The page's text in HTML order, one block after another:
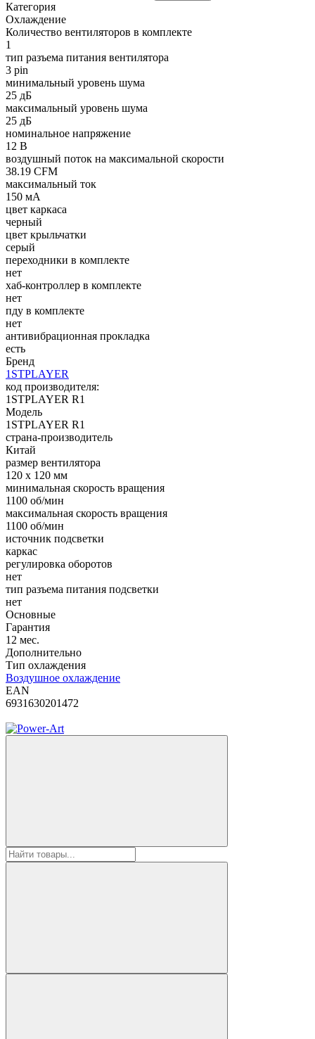
Категория
Охлаждение
Количество вентиляторов в комплекте
1
тип разъема питания вентилятора
3 pin
минимальный уровень шума
25 дБ
макcимальный уровень шума
25 дБ
номинальное напряжение
12 В
воздушный поток на максимальной скорости
38.19 CFM
максимальный ток
150 мА
цвет каркаса
черный
цвет крыльчатки
серый
переходники в комплекте
нет
хаб-контроллер в комплекте
нет
пду в комплекте
нет
антивибрационная прокладка
есть
Бренд
1STPLAYER
код производителя:
1STPLAYER R1
Модель
1STPLAYER R1
страна-производитель
Китай
размер вентилятора
120 x 120 мм
минимальная скорость вращения
1100 об/мин
максимальная скорость вращения
1100 об/мин
источник подсветки
каркас
регулировка оборотов
нет
тип разъема питания подсветки
нет
Основные
Гарантия
12 мес.
Дополнительно
Тип охлаждения
Воздушное охлаждение
EAN
6931630201472